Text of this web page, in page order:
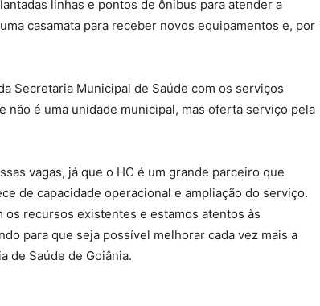
linhas e pontos de ônibus para atender a
casamata para receber novos equipamentos e, por
Secretaria Municipal de Saúde com os serviços
é uma unidade municipal, mas oferta serviço pela
vagas, já que o HC é um grande parceiro que
de capacidade operacional e ampliação do serviço.
recursos existentes e estamos atentos às
para que seja possível melhorar cada vez mais a
de Saúde de Goiânia.